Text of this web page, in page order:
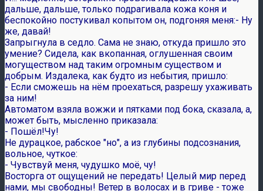
дальше, дальше, только подрагивала кожа коня и
беспокойно постукивал копытом он, подгоняя меня:- Ну
же, давай!
Запрыгнула в седло. Сама не знаю, откуда пришло это
умение? Сидела, как вкопанная, оглушенная своим
могуществом над таким огромным существом и
добрым. Издалека, как будто из небытия, пришло:
- Если сможешь на нём проехаться, разрешу ухаживать
за ним!
Автоматом взяла вожжи и пятками под бока, сказала, а,
может быть, мысленно приказала:
- Пошёл!Чу!
Не дурацкое, рабское "но", а из глубины подсознания,
вольное, чуткое:
- Чувствуй меня, чудушко моё, чу!
Восторга от ощущений не передать! Целый мир перед
нами, мы свободны! Ветер в волосах и в гриве - тоже